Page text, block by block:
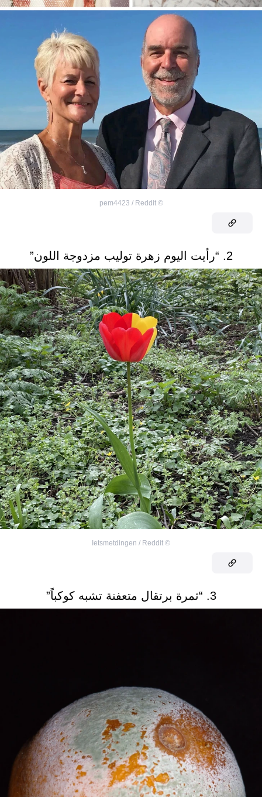
©
pem4423 / Reddit
2. “رأيت اليوم زهرة توليب مزدوجة اللون”
©
Ietsmetdingen / Reddit
3. “ثمرة برتقال متعفنة تشبه كوكباً”